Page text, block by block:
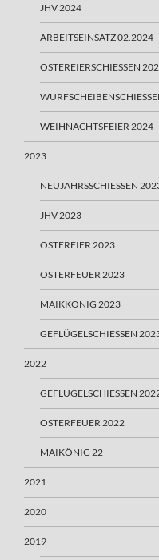
JHV 2024
ARBEITSEINSATZ 02.2024
OSTEREIERSCHIESSEN 2024
WEIHNACHTSFEIER 2024
2023
NEUJAHRSSCHIESSEN 2023
JHV 2023
OSTEREIER 2023
OSTERFEUER 2023
MAIKKÖNIG 2023
GEFLÜGELSCHIESSEN 2023
2022
GEFLÜGELSCHIESSEN 2022
OSTERFEUER 2022
MAIKÖNIG 22
2021
2020
2019